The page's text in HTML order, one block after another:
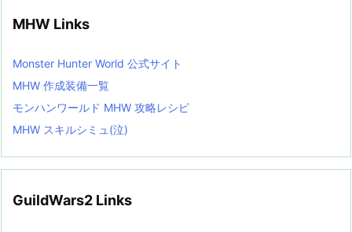
MHW Links
Monster Hunter World 公式サイト
MHW 作成装備一覧
モンハンワールド MHW 攻略レシピ
MHW スキルシミュ(泣)
GuildWars2 Links